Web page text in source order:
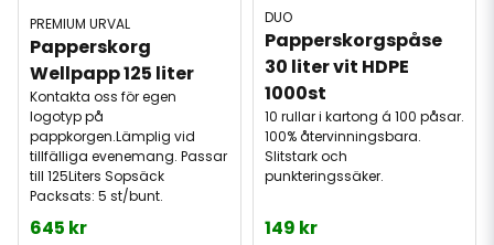
PREMIUM URVAL
Papperskorg
Wellpapp 125 liter
Kontakta oss för egen
logotyp på
pappkorgen.Lämplig vid
tillfälliga evenemang. Passar
till 125Liters Sopsäck
Packsats: 5 st/bunt.
645 kr
DUO
Papperskorgspåse
30 liter vit HDPE
1000st
10 rullar i kartong á 100 påsar.
100% återvinningsbara.
Slitstark och
punkteringssäker.
149 kr